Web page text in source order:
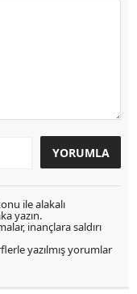
ile alakalı
yazın.
inançlara saldırı
yazılmış yorumlar